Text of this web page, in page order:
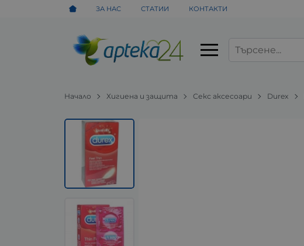
ЗА НАС СТАТИИ КОНТАКТИ
Начало Хигиена и защита Секс аксесоари Durex